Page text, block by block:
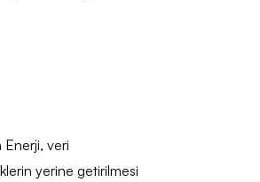
Enerji, veri
yerine getirilmesi